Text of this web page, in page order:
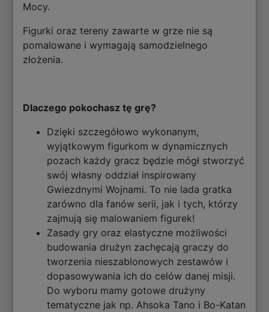
Mocy.
Figurki oraz tereny zawarte w grze nie są
pomalowane i wymagają samodzielnego
złożenia.
Dlaczego pokochasz tę grę?
Dzięki szczegółowo wykonanym,
wyjątkowym figurkom w dynamicznych
pozach każdy gracz będzie mógł stworzyć
swój własny oddział inspirowany
Gwiezdnymi Wojnami. To nie lada gratka
zarówno dla fanów serii, jak i tych, którzy
zajmują się malowaniem figurek!
Zasady gry oraz elastyczne możliwości
budowania drużyn zachęcają graczy do
tworzenia nieszablonowych zestawów i
dopasowywania ich do celów danej misji.
Do wyboru mamy gotowe drużyny
tematyczne jak np. Ahsoka Tano i Bo-Katan